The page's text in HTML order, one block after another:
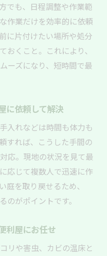
でも、日程調整や作業範
作業だけを効率的に依頼
に片付けたい場所や処分
おくこと。これにより、
ーズになり、短時間で最
に依頼して解決
入れなどは時間も体力も
すれば、こうした手間の
応。現地の状況を見て最
応じて複数人で迅速に作
庭を取り戻せるため、
のがポイントです。
利屋にお任せ
リや害虫、カビの温床と